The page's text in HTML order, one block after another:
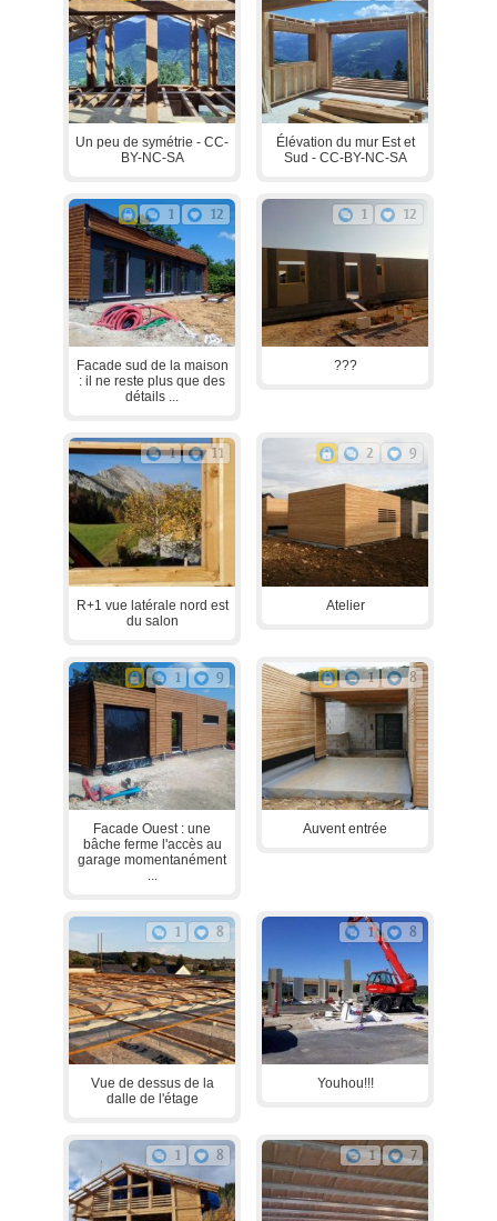
Un peu de symétrie - CC-
BY-NC-SA
Élévation du mur Est et
Sud - CC-BY-NC-SA
1 12
Facade sud de la maison
: il ne reste plus que des
détails ...
1 12
???
1 11
R+1 vue latérale nord est
du salon
2 9
Atelier
1 9
Facade Ouest : une
bâche ferme l'accès au
garage momentanément
...
1 8
Auvent entrée
1 8
Vue de dessus de la
dalle de l'étage
1 8
Youhou!!!
1 8 1 7